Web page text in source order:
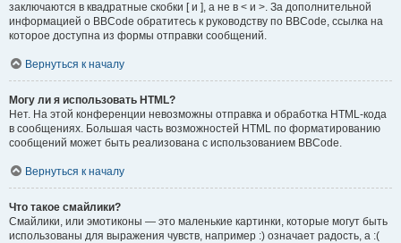
заключаются в квадратные скобки [ и ], а не в < и >. За дополнительной
информацией о BBCode обратитесь к руководству по BBCode, ссылка на
которое доступна из формы отправки сообщений.
Вернуться к началу
Могу ли я использовать HTML?
Нет. На этой конференции невозможны отправка и обработка HTML-кода
в сообщениях. Большая часть возможностей HTML по форматированию
сообщений может быть реализована с использованием BBCode.
Вернуться к началу
Что такое смайлики?
Смайлики, или эмотиконы — это маленькие картинки, которые могут быть
использованы для выражения чувств, например :) означает радость, а :(